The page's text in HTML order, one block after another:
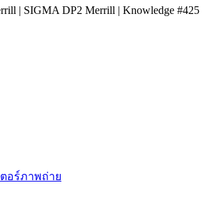
| SIGMA DP2 Merrill | Knowledge #425
ตอร์ภาพถ่าย